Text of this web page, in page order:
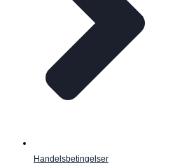
Handelsbetingelser